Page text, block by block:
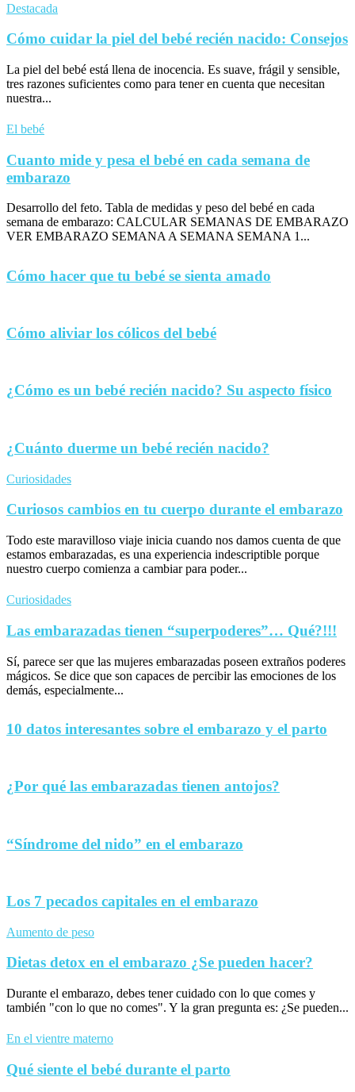
Destacada
Cómo cuidar la piel del bebé recién nacido: Consejos
La piel del bebé está llena de inocencia. Es suave, frágil y sensible,
tres razones suficientes como para tener en cuenta que necesitan
nuestra...
El bebé
Cuanto mide y pesa el bebé en cada semana de
embarazo
Desarrollo del feto. Tabla de medidas y peso del bebé en cada
semana de embarazo: CALCULAR SEMANAS DE EMBARAZO
VER EMBARAZO SEMANA A SEMANA SEMANA 1...
Cómo hacer que tu bebé se sienta amado
Cómo aliviar los cólicos del bebé
¿Cómo es un bebé recién nacido? Su aspecto físico
¿Cuánto duerme un bebé recién nacido?
Curiosidades
Curiosos cambios en tu cuerpo durante el embarazo
Todo este maravilloso viaje inicia cuando nos damos cuenta de que
estamos embarazadas, es una experiencia indescriptible porque
nuestro cuerpo comienza a cambiar para poder...
Curiosidades
Las embarazadas tienen “superpoderes”… Qué?!!!
Sí, parece ser que las mujeres embarazadas poseen extraños poderes
mágicos. Se dice que son capaces de percibir las emociones de los
demás, especialmente...
10 datos interesantes sobre el embarazo y el parto
¿Por qué las embarazadas tienen antojos?
“Síndrome del nido” en el embarazo
Los 7 pecados capitales en el embarazo
Aumento de peso
Dietas detox en el embarazo ¿Se pueden hacer?
Durante el embarazo, debes tener cuidado con lo que comes y
también "con lo que no comes". Y la gran pregunta es: ¿Se pueden...
En el vientre materno
Qué siente el bebé durante el parto